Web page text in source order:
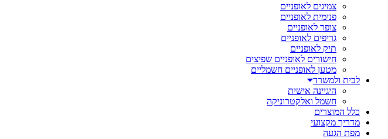
צמיגים לאופניים
פנימית לאופניים
צופר לאופניים
גריפים לאופניים
תיק לאופניים
חישורים לאופניים שפיצים
מטען לאופניים חשמליים
לבית ולמשרד
היגיינה אישית
חשמל ואלקטרוניקה
כלל המוצרים
מדריך מקצועי
מפת הגעה